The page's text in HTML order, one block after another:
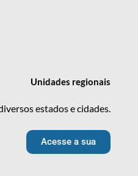
Unidades regionais
estados e cidades.
Acesse a sua